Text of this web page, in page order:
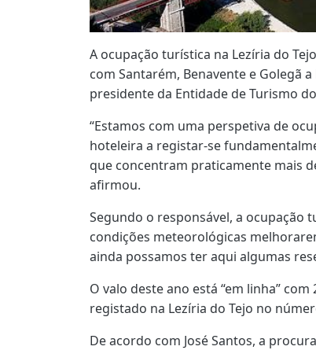
A ocupação turística na Lezíria do
com Santarém, Benavente e Golegã
presidente da Entidade de Turismo
“Estamos com uma perspetiva de
hoteleira a registar-se
que concentram praticamente mais
afirmou.
Segundo o responsável, a ocupação
condições meteorológicas
ainda possamos ter aqui algumas
O valo deste ano está “em linha”
registado na Lezíria do Tejo no
De acordo com José Santos, a